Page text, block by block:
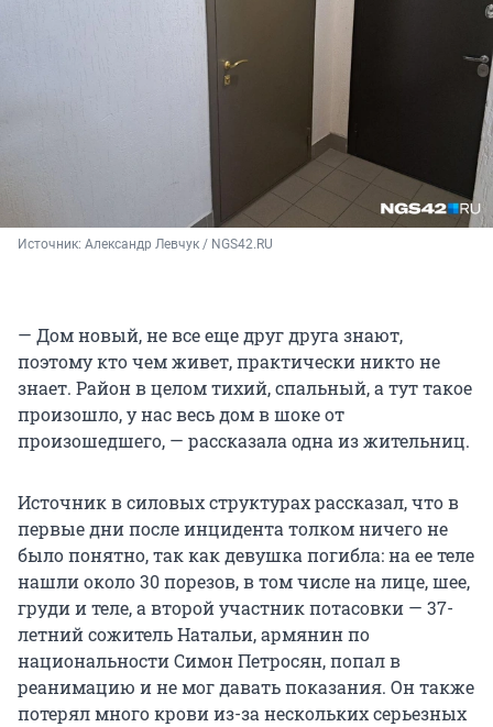
Источник: Александр Левчук / NGS42.RU
— Дом новый, не все еще друг друга знают,
поэтому кто чем живет, практически никто не
знает. Район в целом тихий, спальный, а тут такое
произошло, у нас весь дом в шоке от
произошедшего, — рассказала одна из жительниц.
Источник в силовых структурах рассказал, что в
первые дни после инцидента толком ничего не
было понятно, так как девушка погибла: на ее теле
нашли около 30 порезов, в том числе на лице, шее,
груди и теле, а второй участник потасовки — 37-
летний сожитель Натальи, армянин по
национальности Симон Петросян, попал в
реанимацию и не мог давать показания. Он также
потерял много крови из-за нескольких серьезных